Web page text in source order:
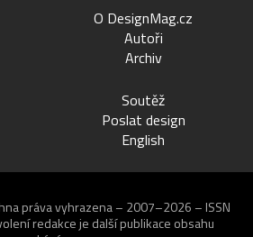
O DesignMag.cz
Autoři
Archiv
Soutěž
Poslat design
English
práva vyhrazena – 2007–2026 – ISSN
redakce je další publikace obsahu